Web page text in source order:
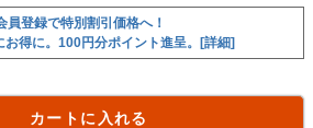
員登録で特別割引価格へ！
お得に。100円分ポイント進呈。[詳細]
カートに入れる